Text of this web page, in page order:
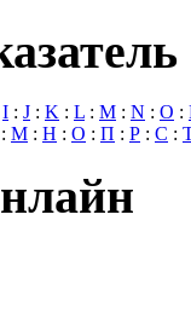
I : J : K : L : M : N : O :
: М : Н : О : П : Р : С :